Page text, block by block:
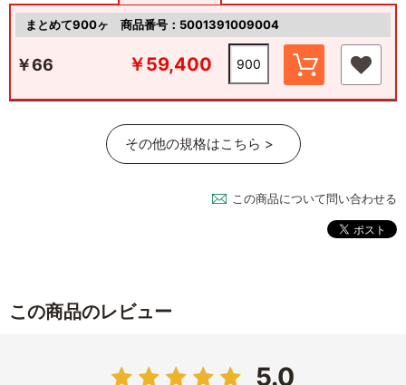
まとめて900ヶ 商品番号：5001391009004
￥66 ￥59,400
その他の規格はこちら >
この商品について問い合わせる
この商品のレビュー
5.0